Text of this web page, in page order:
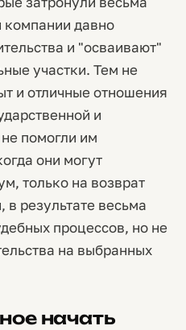
компании давно
и "осваивают"
участки. Тем не
и отличные отношения
и
помогли им
они могут
только на возврат
результате весьма
процессов, но не
на выбранных
начать